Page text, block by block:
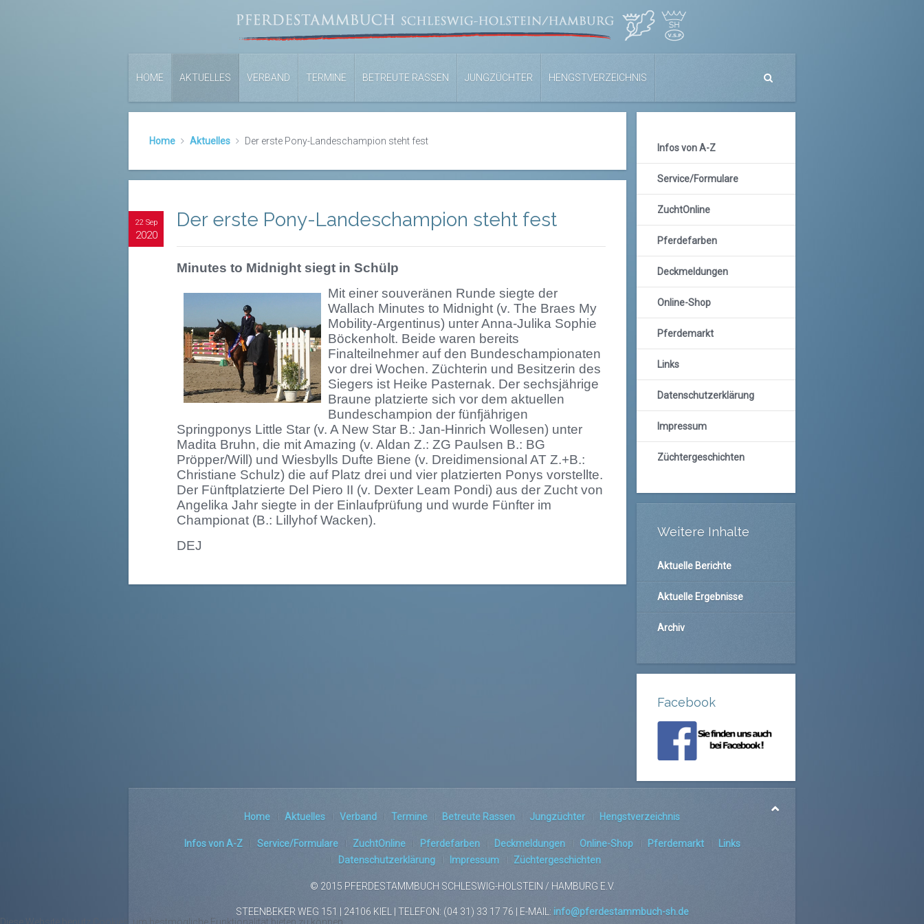
HOME AKTUELLES VERBAND TERMINE BETREUTE RASSEN JUNGZÜCHTER HENGSTVERZEICHNIS
Home Aktuelles Der erste Pony-Landeschampion steht fest
22 Sep
2020
Der erste Pony-Landeschampion steht fest
Minutes to Midnight siegt in Schülp
Mit einer souveränen Runde siegte der
Wallach Minutes to Midnight (v. The Braes My
Mobility-Argentinus) unter Anna-Julika Sophie
Böckenholt. Beide waren bereits
Finalteilnehmer auf den Bundeschampionaten
vor drei Wochen. Züchterin und Besitzerin des
Siegers ist Heike Pasternak. Der sechsjährige
Braune platzierte sich vor dem aktuellen
Bundeschampion der fünfjährigen
Springponys Little Star (v. A New Star B.: Jan-Hinrich Wollesen) unter
Madita Bruhn, die mit Amazing (v. Aldan Z.: ZG Paulsen B.: BG
Pröpper/Will) und Wiesbylls Dufte Biene (v. Dreidimensional AT Z.+B.:
Christiane Schulz) die auf Platz drei und vier platzierten Ponys vorstellte.
Der Fünftplatzierte Del Piero II (v. Dexter Leam Pondi) aus der Zucht von
Angelika Jahr siegte in der Einlaufprüfung und wurde Fünfter im
Championat (B.: Lillyhof Wacken).
DEJ
Infos von A-Z
Service/Formulare
ZuchtOnline
Pferdefarben
Deckmeldungen
Online-Shop
Pferdemarkt
Links
Datenschutzerklärung
Impressum
Züchtergeschichten
Weitere Inhalte
Aktuelle Berichte
Aktuelle Ergebnisse
Archiv
Facebook
Home Aktuelles Verband Termine Betreute Rassen Jungzüchter Hengstverzeichnis
Infos von A-Z Service/Formulare ZuchtOnline Pferdefarben Deckmeldungen Online-Shop Pferdemarkt
Links
Datenschutzerklärung
Impressum Züchtergeschichten
© 2015 PFERDESTAMMBUCH SCHLESWIG-HOLSTEIN / HAMBURG E.V.
STEENBEKER WEG 151 | 24106 KIEL | TELEFON: (04 31) 33 17 76 | E-MAIL: info@pferdestammbuch-sh.de